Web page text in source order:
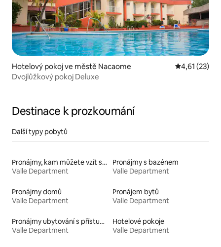
Hotelový pokoj ve městě Nacaome Průměrné
4,61 (23)
Dvojlůžkový pokoj Deluxe
Destinace k prozkoumání
Další typy pobytů
Pronájmy, kam můžete vzít své domácí mazlíčky
Valle Department
Pronájmy s bazénem
Valle Department
Pronájmy domů
Valle Department
Pronájem bytů
Valle Department
Pronájmy ubytování s přístupem na pláž
Valle Department
Hotelové pokoje
Valle Department